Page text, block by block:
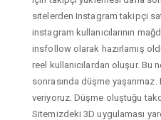
sitelerden Instagram takipçi
instagram kullanıcılarının
insfollow olarak hazırlamış
reel kullanıcılardan oluşur. Bu
sonrasında düşme
veriyoruz. Düşme oluştuğu
Sitemizdeki 3D uygulaması